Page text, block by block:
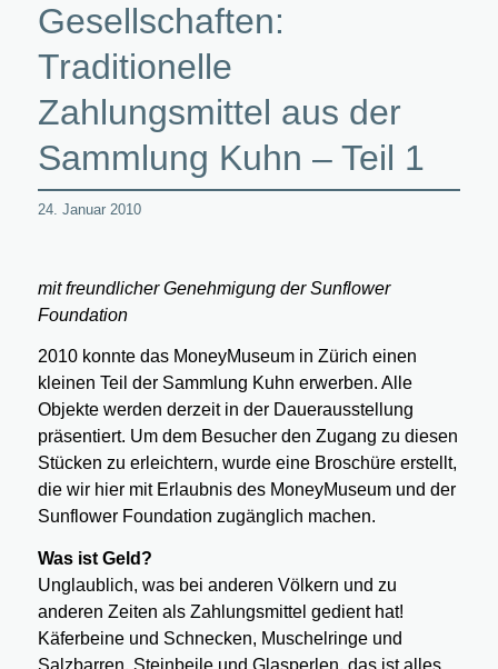
Gesellschaften:
Traditionelle
Zahlungsmittel aus der
Sammlung Kuhn – Teil 1
24. Januar 2010
mit freundlicher Genehmigung der Sunflower
Foundation
2010 konnte das MoneyMuseum in Zürich einen
kleinen Teil der Sammlung Kuhn erwerben. Alle
Objekte werden derzeit in der Dauerausstellung
präsentiert. Um dem Besucher den Zugang zu diesen
Stücken zu erleichtern, wurde eine Broschüre erstellt,
die wir hier mit Erlaubnis des MoneyMuseum und der
Sunflower Foundation zugänglich machen.
Was ist Geld?
Unglaublich, was bei anderen Völkern und zu
anderen Zeiten als Zahlungsmittel gedient hat!
Käferbeine und Schnecken, Muschelringe und
Salzbarren, Steinbeile und Glasperlen, das ist alles